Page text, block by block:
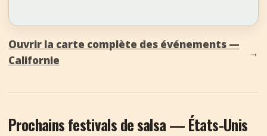
Ouvrir la carte complète des événements —
Californie
→
Prochains festivals de salsa — États-Unis